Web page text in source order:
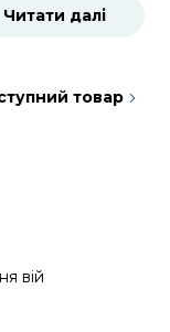
Читати далі
товар
вій